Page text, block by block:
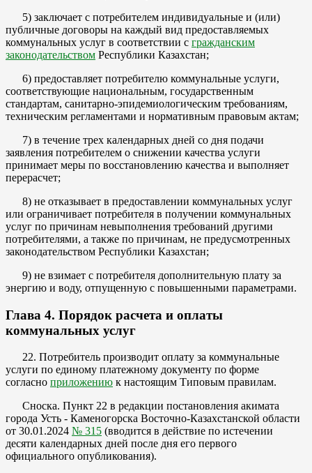
5) заключает с потребителем индивидуальные и (или)
публичные договоры на каждый вид предоставляемых
коммунальных услуг в соответствии с гражданским
законодательством Республики Казахстан;
6) предоставляет потребителю коммунальные услуги,
соответствующие национальным, государственным
стандартам, санитарно-эпидемиологическим требованиям,
техническим регламентами и нормативным правовым актам;
7) в течение трех календарных дней со дня подачи
заявления потребителем о снижении качества услуги
принимает меры по восстановлению качества и выполняет
перерасчет;
8) не отказывает в предоставлении коммунальных услуг
или ограничивает потребителя в получении коммунальных
услуг по причинам невыполнения требований другими
потребителями, а также по причинам, не предусмотренных
законодательством Республики Казахстан;
9) не взимает с потребителя дополнительную плату за
энергию и воду, отпущенную с повышенными параметрами.
Глава 4. Порядок расчета и оплаты
коммунальных услуг
22. Потребитель производит оплату за коммунальные
услуги по единому платежному документу по форме
согласно приложению к настоящим Типовым правилам.
Сноска. Пункт 22 в редакции постановления акимата
города Усть - Каменогорска Восточно-Казахстанской области
от 30.01.2024 № 315 (вводится в действие по истечении
десяти календарных дней после дня его первого
официального опубликования).